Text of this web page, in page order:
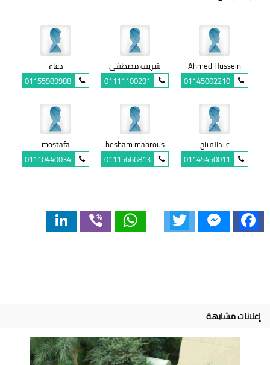
Ahmed Hussein
01145002210
شريف مصطفى
01111100291
دعاء
01155989988
عبدالفتاح
01145450011
hesham mahrous
01115666813
mostafa
01110440034
Facebook
Messenger
WhatsApp
إعلانات مشابهة